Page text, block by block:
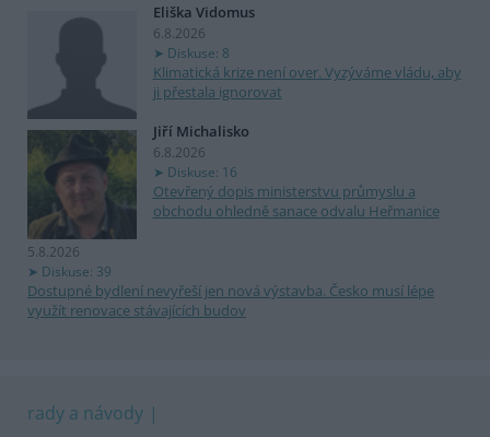
Eliška Vidomus
6.8.2026
Diskuse: 8
Klimatická krize není over. Vyzýváme vládu, aby
ji přestala ignorovat
Jiří Michalisko
6.8.2026
Diskuse: 16
Otevřený dopis ministerstvu průmyslu a
obchodu ohledně sanace odvalu Heřmanice
5.8.2026
Diskuse: 39
Dostupné bydlení nevyřeší jen nová výstavba. Česko musí lépe
využít renovace stávajících budov
rady a návody